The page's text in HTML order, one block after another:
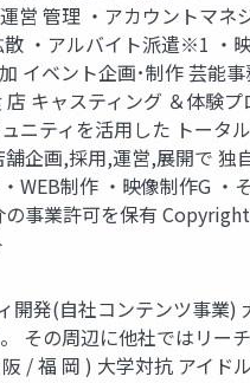
営 管理 ・アカウントマ
散 ・アルバイト派遣※1
イベント企画･制作 芸
キャスティング ＆体験
ニティを活用した トータ
企画,採用,運営,展開で
WEB制作 ・映像制作G
事業許可を保有
発(自社コンテンツ事業)
その周辺に他社ではリー
/ 福 岡 ) 大学対抗 アイ